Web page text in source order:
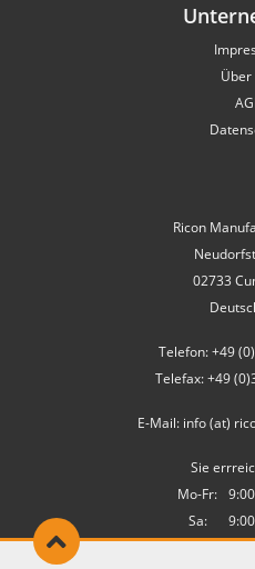
Über
Ricon
02733
Telefon: +49
Telefax: +49
E-Mail: info (at)
Sie
Mo-Fr:
Sa: